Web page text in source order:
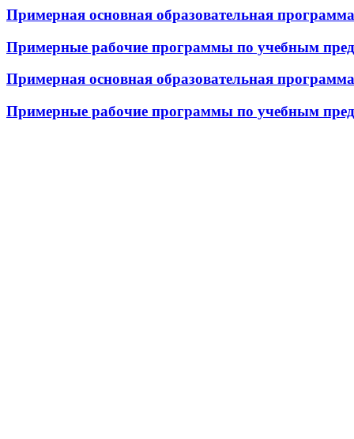
Примерная основная образовательная
Примерные рабочие программы по учебным
Примерная основная образовательная
Примерные рабочие программы по учебным